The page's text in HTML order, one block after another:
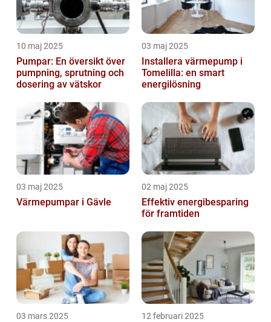
10 maj 2025
Pumpar: En översikt över
pumpning, sprutning och
dosering av vätskor
03 maj 2025
Installera värmepump i
Tomelilla: en smart
energilösning
03 maj 2025
Värmepumpar i Gävle
02 maj 2025
Effektiv energibesparing
för framtiden
03 mars 2025 12 februari 2025